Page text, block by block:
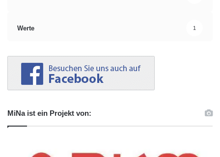
Werte 1
MiNa ist ein Projekt von: